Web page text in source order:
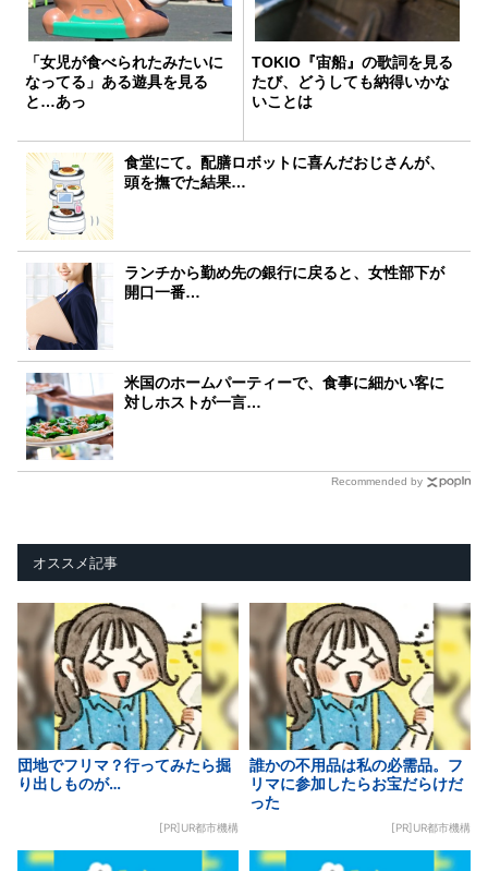
「女児が食べられたみたいに
なってる」ある遊具を見る
と…あっ
TOKIO『宙船』の歌詞を見る
たび、どうしても納得いかな
いことは
食堂にて。配膳ロボットに喜んだおじさんが、
頭を撫でた結果…
ランチから勤め先の銀行に戻ると、女性部下が
開口一番…
米国のホームパーティーで、食事に細かい客に
対しホストが一言…
Recommended by
オススメ記事
団地でフリマ？行ってみたら掘
り出しものが…
[PR]UR都市機構
誰かの不用品は私の必需品。フ
リマに参加したらお宝だらけだ
った
[PR]UR都市機構